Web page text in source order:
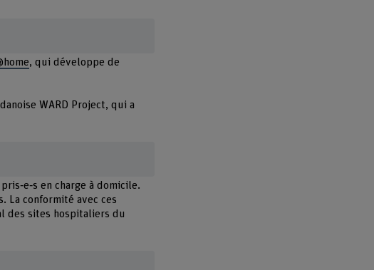
, qui développe de
WARD Project, qui a
en charge à domicile.
La conformité avec ces
des sites hospitaliers du